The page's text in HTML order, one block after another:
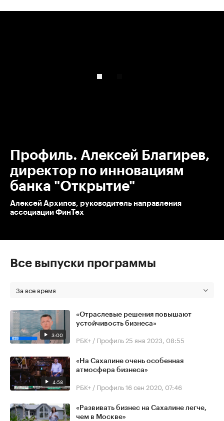
Профиль. Алексей Благирев,
директор по инновациям
банка "Открытие"
Алексей Архипов, руководитель направления
ассоциации ФинТех
Все выпуски программы
За все время
3:00
«Отраслевые решения повышают
устойчивость бизнеса»
РБК+ / Профиль 25 янв 2023, 08:55
4:58
«На Сахалине очень особенная
атмосфера бизнеса»
РБК+ / Профиль16 сен 2020, 07:46
«Развивать бизнес на Сахалине легче,
чем в Москве»